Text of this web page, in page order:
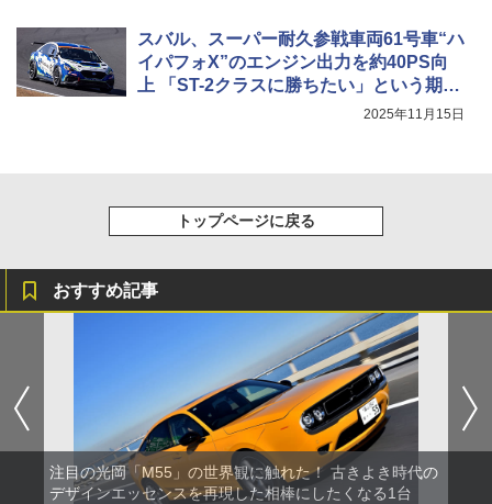
スバル、スーパー耐久参戦車両61号車“ハ
イパフォX”のエンジン出力を約40PS向
上 「ST-2クラスに勝ちたい」という期待
2025年11月15日
トップページに戻る
おすすめ記事
注目の光岡「M55」の世界観に触れた！ 古きよき時代の
デザインエッセンスを再現した相棒にしたくなる1台